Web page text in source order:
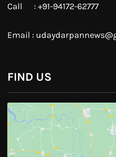
Call : +91-94172-62777
Email :
FIND US